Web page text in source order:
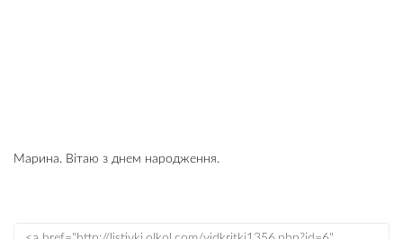
Марина. Вітаю з днем народження.